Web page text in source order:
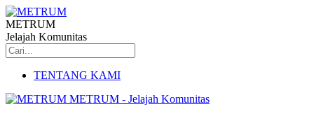
METRUM
Jelajah Komunitas
TENTANG KAMI
METRUM - Jelajah Komunitas